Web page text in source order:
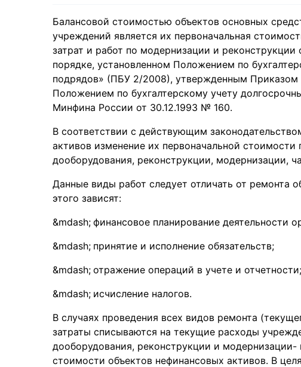
Балансовой стоимостью объектов основных
учреждений является их первоначальная
затрат и работ по модернизации и
порядке, установленном Положением по
подрядов» (ПБУ 2/2008), утвержденным
Положением по бухгалтерскому учету
Минфина России от 30.12.1993 № 160.
В соответствии с действующим
активов изменение их первоначальной
дооборудования, реконструкции, модернизации,
Данные виды работ следует отличать от ремонта
этого зависят:
финансовое планирование деятельности
принятие и исполнение обязательств;
отражение операций в учете и отчетности;
исчисление налогов.
В случаях проведения всех видов ремонта
затраты списываются на текущие расходы
дооборудования, реконструкции и модернизации-
стоимости объектов нефинансовых активов. В